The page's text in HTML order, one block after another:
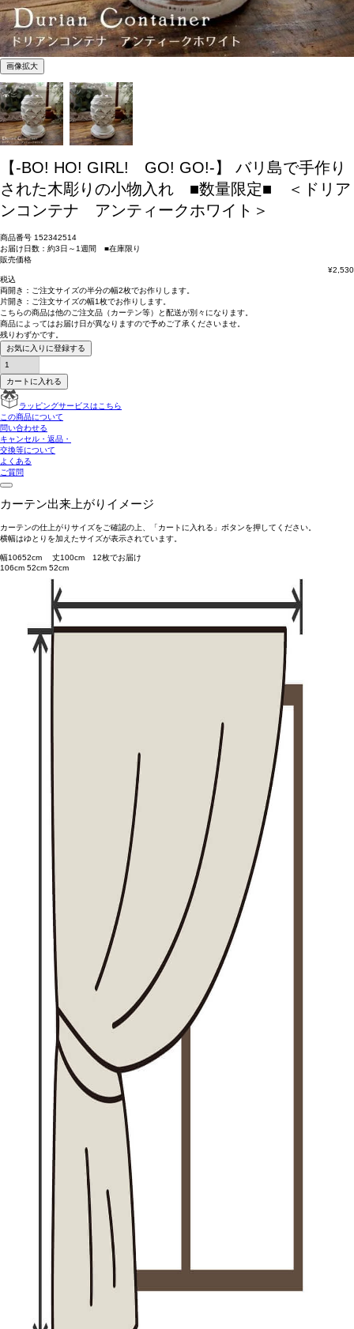
画像拡大
【-BO! HO! GIRL! GO! GO!-】 バリ島で手作り
された木彫りの小物入れ ■数量限定■ ＜ドリア
ンコンテナ アンティークホワイト＞
商品番号 152342514
お届け日数：約3日～1週間 ■在庫限り
販売価格
¥2,530
税込
両開き： ご注文サイズの半分の幅2枚でお作りします。
片開き： ご注文サイズの幅1枚でお作りします。
こちらの商品は他のご注文品（カーテン等）と配送が別々 になります。
商品によってはお届け日が異なりますので予めご了承くださいませ。
残りわずかです。
お気に入りに登録する
カートに入れる
ラッピングサービスはこちら
この商品について
問い合わせる
キャンセル・返品・
交換等について
よくある
ご質問
カーテン出来上がりイメージ
カーテンの仕上がりサイズをご確認の上、「カートに入れる」ボタンを押してください。
横幅はゆとりを加えたサイズが表示されています。
幅10652cm 丈100cm 12枚でお届け
106cm 52cm 52cm